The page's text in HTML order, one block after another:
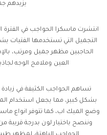
يزيدهم
انتشرت ماسكرا الحواجب في
التجميل التي تستخدمها الفتيات
الحاجبين مظهر جميل ومرتب،
العين وملامح الوجه
تساهم الحواجب الكثيفة في
بشكل كبير، مما يجعل استخدام
وننصح باختيار لون بدرجة قريبة